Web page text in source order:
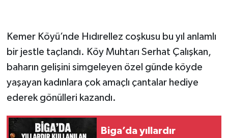
Kemer Köyü’nde Hıdırellez coşkusu bu yıl anlamlı
bir jestle taçlandı. Köy Muhtarı Serhat Çalışkan,
baharın gelişini simgeleyen özel günde köyde
yaşayan kadınlara çok amaçlı çantalar hediye
ederek gönülleri kazandı.
Biga’da yıllardır
Spor
Teknoloji
Ulusal